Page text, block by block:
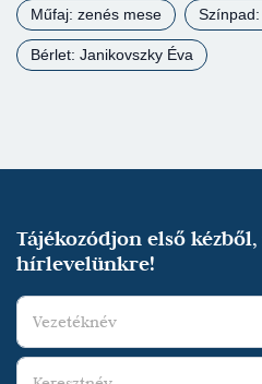
Műfaj: zenés mese
Bérlet: Janikovszky Éva
Tájékozódjon első
hírlevelünkre!